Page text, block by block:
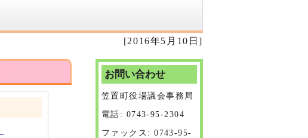
[2016年5月10日]
お問い合わせ
笠置町役場議会事務局
電話: 0743-95-2304
ファックス: 0743-95-